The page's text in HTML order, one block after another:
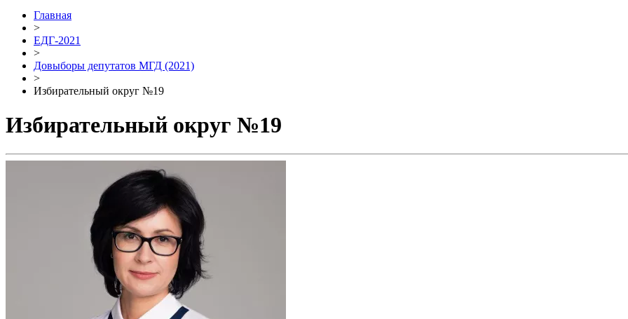
Главная
>
ЕДГ-2021
>
Довыборы депутатов МГД (2021)
>
Избирательный округ №19
Избирательный округ №19